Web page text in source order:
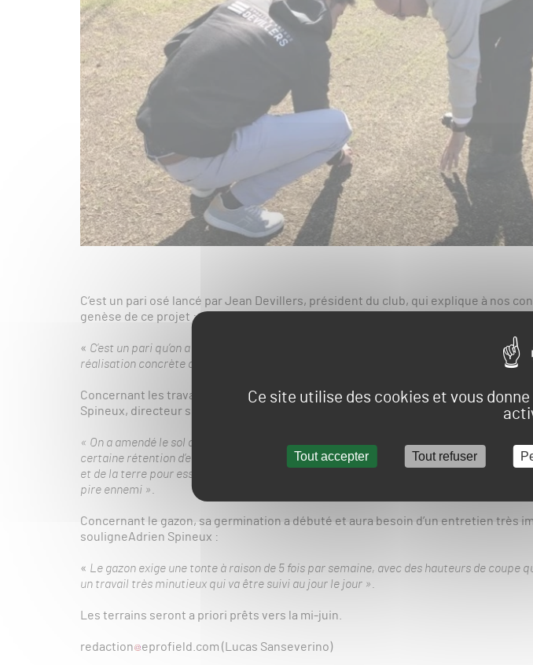
Ce site utilise des cookies et vous
Tout accepter Tout refuser
C’est un pari osé lancé par Jean Devillers, président du club, qui explique à nos
genèse de ce projet :
« C’est un pari qu’on a décidé de relever au départ d’une idée un peu farfelue qui s’est
réalisation concrète que l’on espère vraiment parfaite ».
Concernant les travaux, un terrassement important a été réalisé et lecoût
Spineux, directeur sportif et consultant gazon explique comment se sont déroulés
« On a amendé le sol avec différents matériaux, notamment de la lave, qui amène de la
certaine rétention d’eau, tout en permettant un drainage. Après, on a aussi mis
et de la terre pour essayer vraiment de gérer au mieux l’eau qui peut être le meilleur ami
pire ennemi ».
Concernant le gazon, sa germination a débuté et aura besoin d’un entretien très
souligneAdrien Spineux :
« Le gazon exige une tonte à raison de 5 fois par semaine, avec des hauteurs de coupe
un travail très minutieux qui va être suivi au jour le jour ».
Les terrains seront a priori prêts vers la mi-juin.
redaction eprofield.com (Lucas Sanseverino)